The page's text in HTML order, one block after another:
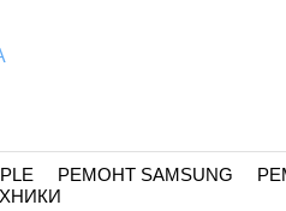
РЕМОНТ SAMSUNG